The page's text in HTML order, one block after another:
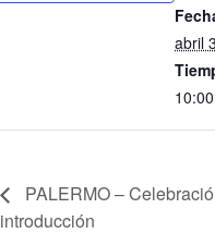
abril 3
PALERMO –
introducción